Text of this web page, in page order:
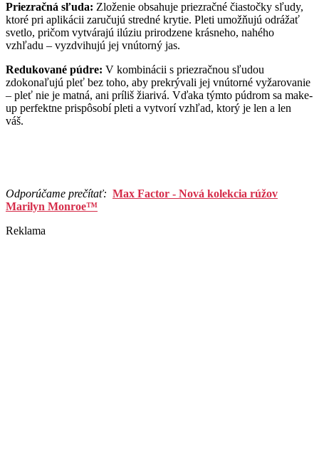
Priezračná sľuda: Zloženie obsahuje priezračné čiastočky sľudy,
ktoré pri aplikácii zaručujú stredné krytie. Pleti umožňujú odrážať
svetlo, pričom vytvárajú ilúziu prirodzene krásneho, nahého
vzhľadu – vyzdvihujú jej vnútorný jas.
Redukované púdre: V kombinácii s priezračnou sľudou
zdokonaľujú pleť bez toho, aby prekrývali jej vnútorné vyžarovanie
– pleť nie je matná, ani príliš žiarivá. Vďaka týmto púdrom sa make-
up perfektne prispôsobí pleti a vytvorí vzhľad, ktorý je len a len
váš.
Odporúčame prečítať: Max Factor - Nová kolekcia rúžov
Marilyn Monroe™
Reklama